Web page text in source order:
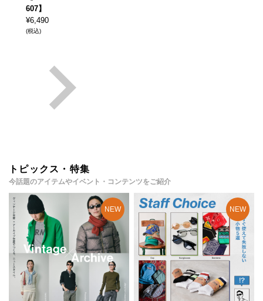
607】
¥6,490
(税込)
トピックス・特集
今話題のアイテムやイベント・コンテンツをご紹介